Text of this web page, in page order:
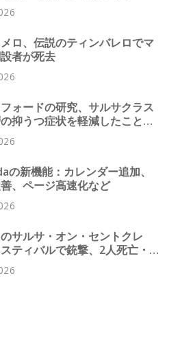
ロ、伝説のティンバレロでマ
者が死去
ォードの研究、サルサクラス
抑うつ症状を軽減したことを
の新機能：カレンダー追加、
、ページ高速化など
のサルサ・オン・セントクレ
ティバルで銃撃、2人死亡・4